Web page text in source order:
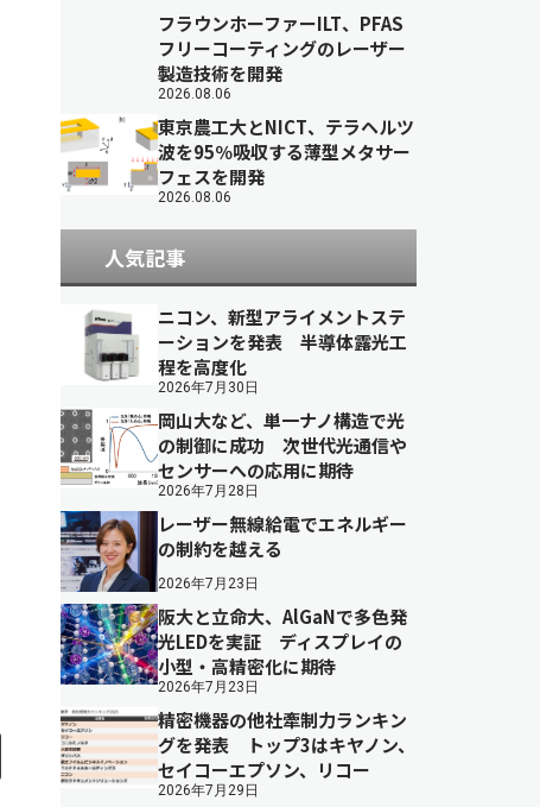
フラウンホーファーILT、PFAS
フリーコーティングのレーザー
製造技術を開発
2026.08.06
東京農工大とNICT、テラヘルツ
波を95％吸収する薄型メタサー
フェスを開発
2026.08.06
人気記事
ニコン、新型アライメントステ
ーションを発表 半導体露光工
程を高度化
2026年7月30日
岡山大など、単一ナノ構造で光
の制御に成功 次世代光通信や
センサーへの応用に期待
2026年7月28日
レーザー無線給電でエネルギー
の制約を越える
2026年7月23日
阪大と立命大、AlGaNで多色発
光LEDを実証 ディスプレイの
小型・高精密化に期待
2026年7月23日
精密機器の他社牽制力ランキン
グを発表 トップ3はキヤノン、
セイコーエプソン、リコー
2026年7月29日